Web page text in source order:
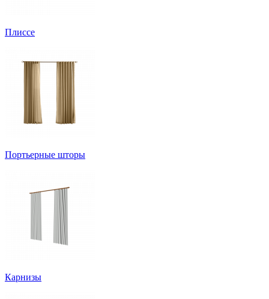
Плиссе
Портьерные шторы
Карнизы